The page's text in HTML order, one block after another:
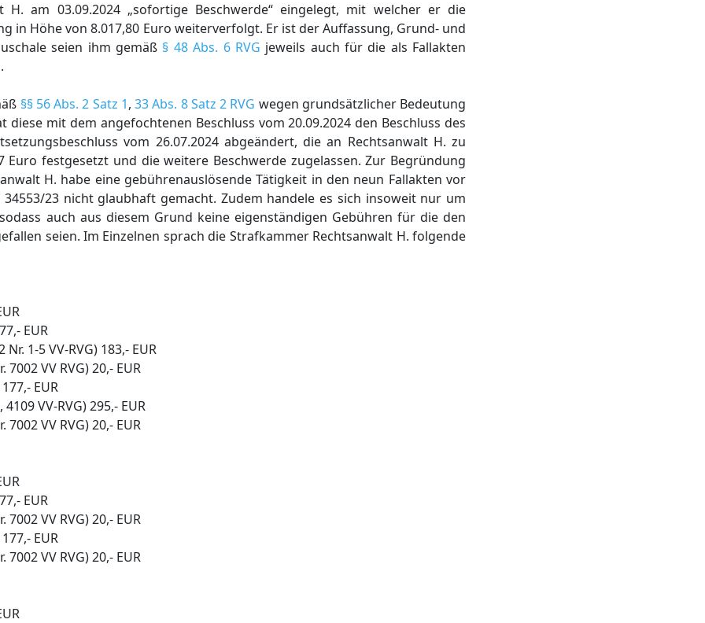
H. am 03.09.2024 „sofortige Beschwerde“ eingelegt, mit welcher er die
in Höhe von 8.017,80 Euro weiterverfolgt. Er ist der Auffassung, Grund- und
seien ihm gemäß § 48 Abs. 6 RVG jeweils auch für die als Fallakten
§§ 56 Abs. 2 Satz 1, 33 Abs. 8 Satz 2 RVG wegen grundsätzlicher Bedeutung
mit dem angefochtenen Beschluss vom 20.09.2024 den Beschluss des
vom 26.07.2024 abgeändert, die an Rechtsanwalt H. zu
Euro festgesetzt und die weitere Beschwerde zugelassen. Zur Begründung
H. habe eine gebührenauslösende Tätigkeit in den neun Fallakten vor
23 nicht glaubhaft gemacht. Zudem handele es sich insoweit nur um
auch aus diesem Grund keine eigenständigen Gebühren für die den
seien. Im Einzelnen sprach die Strafkammer Rechtsanwalt H. folgende
EUR
1-5 VV-RVG) 183,- EUR
VV RVG) 20,- EUR
EUR
VV-RVG) 295,- EUR
VV RVG) 20,- EUR
EUR
VV RVG) 20,- EUR
EUR
VV RVG) 20,- EUR